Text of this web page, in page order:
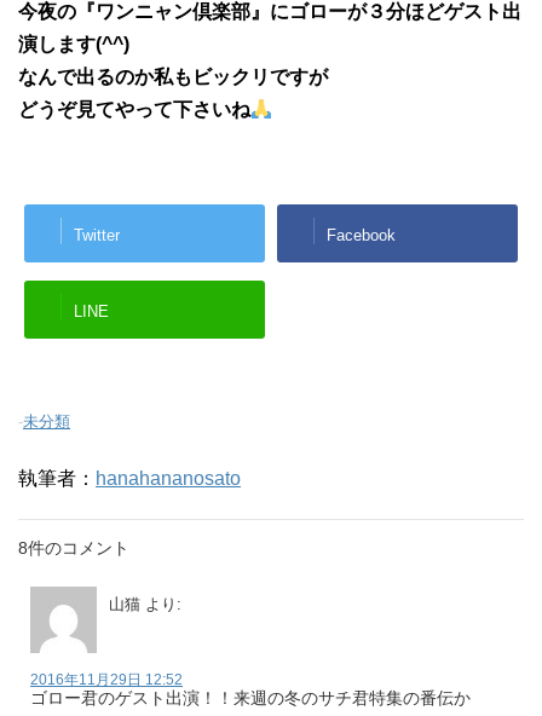
今夜の『ワンニャン倶楽部』にゴローが３分ほどゲスト出
演します(^^)
なんで出るのか私もビックリですが
どうぞ見てやって下さいね
Twitter Facebook
LINE
-未分類
執筆者： hanahananosato
8件のコメント
山猫 より:
2016年11月29日 12:52
ゴロー君のゲスト出演！！来週の冬のサチ君特集の番伝か